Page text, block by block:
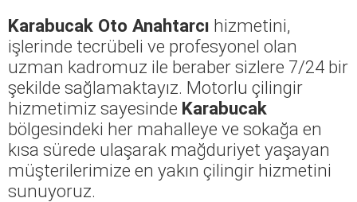
Karabucak Oto Anahtarcı hizmetini,
işlerinde tecrübeli ve profesyonel olan
uzman kadromuz ile beraber sizlere 7/24 bir
şekilde sağlamaktayız. Motorlu çilingir
hizmetimiz sayesinde Karabucak
bölgesindeki her mahalleye ve sokağa en
kısa sürede ulaşarak mağduriyet yaşayan
müşterilerimize en yakın çilingir hizmetini
sunuyoruz.